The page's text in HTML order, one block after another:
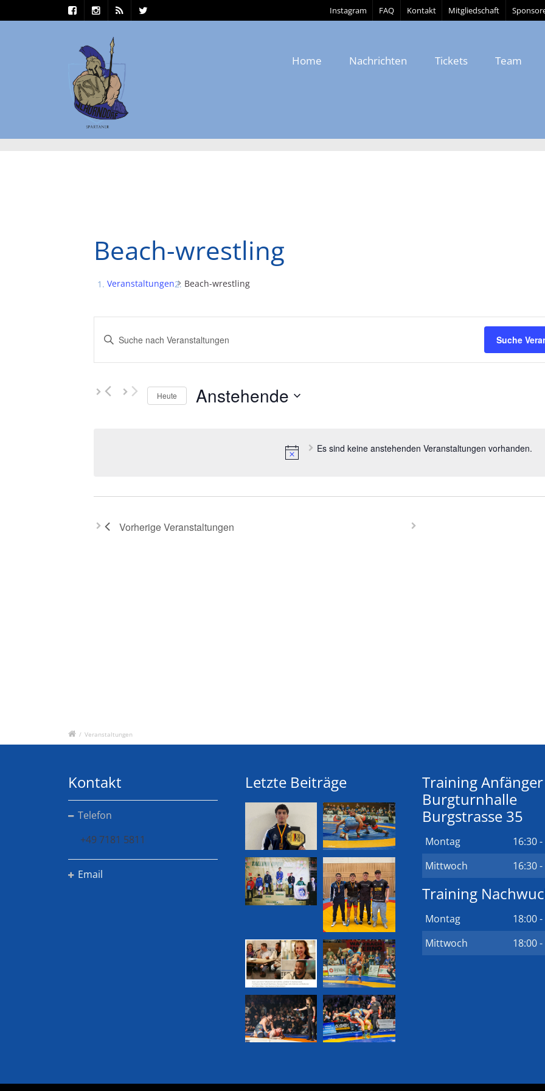
Instagram FAQ Kontakt Mitgliedschaft
Home Nachrichten Tickets Team
Es sind keine anstehenden Veranstaltungen vorhanden.
Beach-wrestling
Veranstaltungen Beach-wrestling
Suche
und
Ansichten,
Navigation
Bitte
Schlüsselwort
eingeben.
nach
Veranstaltungen
Suche
Heute Anstehende
VorherigeVeranstaltungen
/ Veranstaltungen
Kontakt
Telefon
+49 7181 5811
Email
Letzte Beiträge
Training Anfänger
Burgturnhalle
Burgstrasse 35
Montag
16:30
Mittwoch
16:30
Training
Montag
18:00
Mittwoch
18:00